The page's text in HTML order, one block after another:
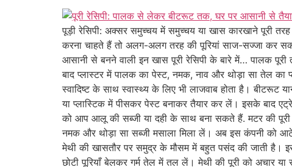
पूड़ी रेसिपी: अक्सर समुच्चय में समुच्चय या खास कारखाने पूरी
करना चाहते हैं तो अलग-अलग तरह की पूरियां साज-सज्जा कर
आसानी से बनने वाली इन खास पूरी रेसिपी के बारे में… पालक
बाद प्लास्टर में पालक का पेस्ट, नमक, नाव और थोड़ा सा तेल
स्वादिष्ट के साथ स्वास्थ्य के लिए भी लाजवाब होता है।
या प्लास्टिक में पीसकर पेस्ट बनाकर तैयार कर लें। इसके बाद
को आप आलू की सब्जी या दही के साथ बना सकते हैं. मटर की पूरी
नमक और थोड़ा सा सब्जी मसाला मिला लें। अब इस कंपनी को
मेथी की खासतौर पर समुद्र के मौसम में बहुत पसंद की जाती है।
छोटी पूरियाँ बेलकर गर्म तेल में तल लें। मेथी की पूरी को अचार